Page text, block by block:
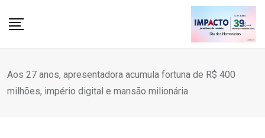
Aos 27 anos, apresentadora acumula fortuna de R$ 400
milhões, império digital e mansão milionária